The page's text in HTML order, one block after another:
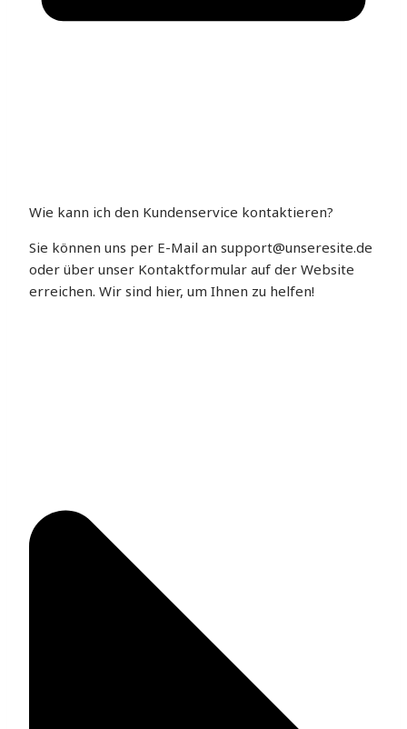
Wie kann ich den Kundenservice kontaktieren?
Sie können uns per E-Mail an support@unseresite.de
oder über unser Kontaktformular auf der Website
erreichen. Wir sind hier, um Ihnen zu helfen!